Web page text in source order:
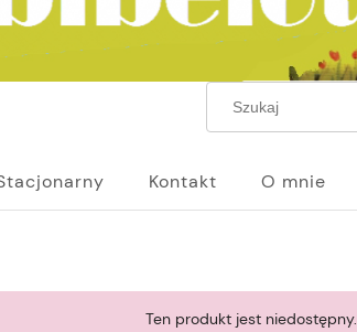
Kontakt O mnie
Ten produkt jest niedostępny.